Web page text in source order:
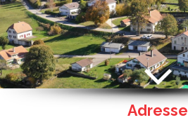
Adresse